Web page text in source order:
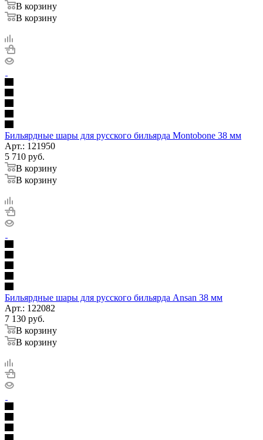
В корзину
В корзину
Бильярдные шары для русского бильярда Montobone 38 мм
Арт.: 121950
5 710 руб.
В корзину
В корзину
Бильярдные шары для русского бильярда Ansan 38 мм
Арт.: 122082
7 130 руб.
В корзину
В корзину